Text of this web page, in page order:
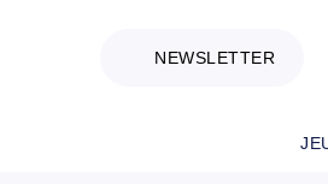
NEWSLETTER